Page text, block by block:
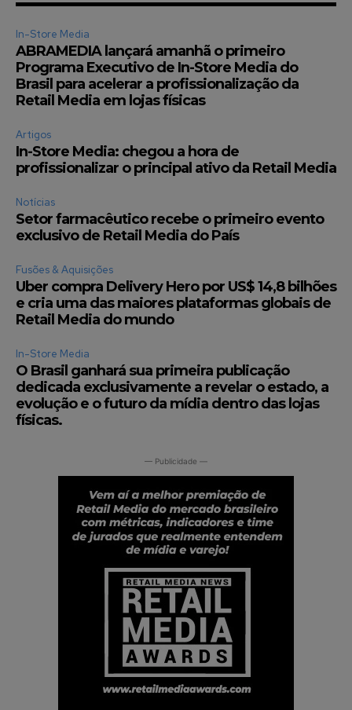
In-Store Media
ABRAMEDIA lançará amanhã o primeiro
Programa Executivo de In-Store Media do
Brasil para acelerar a profissionalização da
Retail Media em lojas físicas
Artigos
In-Store Media: chegou a hora de
profissionalizar o principal ativo da Retail Media
Notícias
Setor farmacêutico recebe o primeiro evento
exclusivo de Retail Media do País
Fusões & Aquisições
Uber compra Delivery Hero por US$ 14,8 bilhões
e cria uma das maiores plataformas globais de
Retail Media do mundo
In-Store Media
O Brasil ganhará sua primeira publicação
dedicada exclusivamente a revelar o estado, a
evolução e o futuro da mídia dentro das lojas
físicas.
— Publicidade —